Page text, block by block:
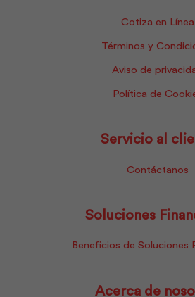
Cotiza en Línea
Términos y
Aviso de
Política de
Servicio al
Contáctanos
Soluciones
Beneficios de Soluciones
Acerca de